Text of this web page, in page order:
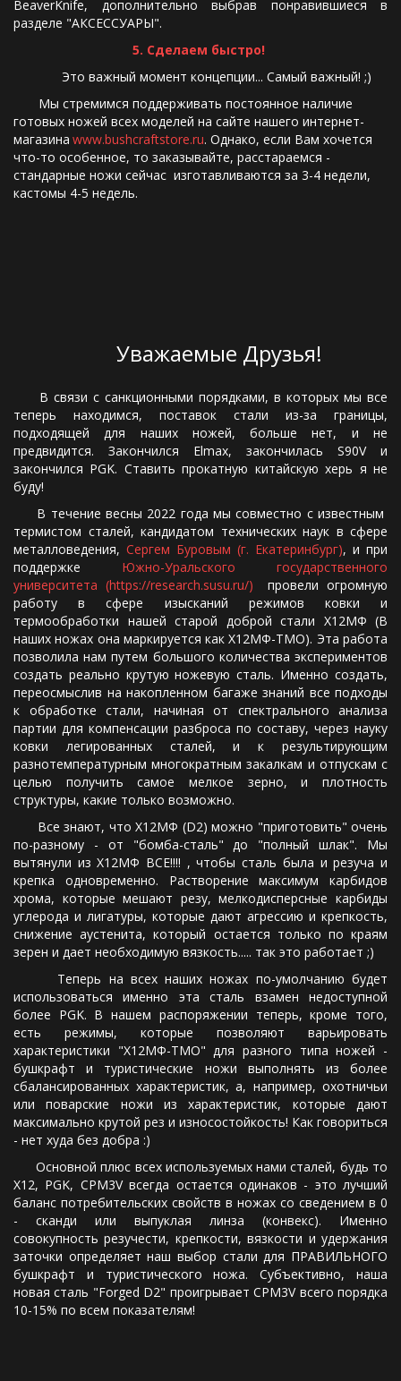
BeaverKnife, дополнительно выбрав понравившиеся в
разделе "АКСЕССУАРЫ".
5. Сделаем быстро!
          Это важный момент концепции... Самый важный! ;)
готовых ножей всех моделей на сайте нашего интернет-
магазина www.bushcraftstore.ru. Однако, если Вам хочется
что-то особенное, то заказывайте, расстараемся -
стандарные ножи сейчас  изготавливаются за 3-4 недели,
кастомы 4-5 недель.
       Уважаемые Друзья!
В связи с санкционными порядками, в которых мы все
теперь находимся, поставок стали из-за границы,
подходящей для наших ножей, больше нет, и не
предвидится. Закончился Elmax, закончилась S90V и
закончился PGK. Ставить прокатную китайскую херь я не
буду!
В течение весны 2022 года мы совместно с известным
термистом сталей, кандидатом технических наук в сфере
металловедения,Сергем Буровым (г. Екатеринбург), и при
поддержке Южно-Уральского государственного
университета (https://research.susu.ru/) провели огромную
работу в сфере изысканий режимов ковки и
термообработки нашей старой доброй стали Х12МФ (В
наших ножах она маркируется как Х12МФ-ТМО). Эта работа
позволила нам путем большого количества экспериментов
создать реально крутую ножевую сталь. Именно создать,
переосмыслив на накопленном багаже знаний все подходы
к обработке стали, начиная от спектрального анализа
партии для компенсации разброса по составу, через науку
ковки легированных сталей, и к результирующим
разнотемпературным многократным закалкам и отпускам с
целью получить самое мелкое зерно, и плотность
структуры, какие только возможно.
Все знают, что Х12МФ (D2) можно "приготовить" очень
по-разному - от "бомба-сталь" до "полный шлак". Мы
вытянули из Х12МФ ВСЕ!!!! , чтобы сталь была и резуча и
крепка одновременно. Растворение максимум карбидов
хрома, которые мешают резу, мелкодисперсные карбиды
углерода и лигатуры, которые дают агрессию и крепкость,
снижение аустенита, который остается только по краям
зерен и дает необходимую вязкость..... так это работает ;)
Теперь на всех наших ножах по-умолчанию будет
использоваться именно эта сталь взамен недоступной
более PGK. В нашем распоряжении теперь, кроме того,
есть режимы, которые позволяют варьировать
характеристики "Х12МФ-ТМО" для разного типа ножей -
бушкрафт и туристические ножи выполнять из более
сбалансированных характеристик, а, например, охотничьи
или поварские ножи из характеристик, которые дают
максимально крутой рез и износостойкость! Как говориться
- нет худа без добра :)
Основной плюс всех используемых нами сталей, будь то
Х12, PGK, CPM3V всегда остается одинаков - это лучший
баланс потребительских свойств в ножах со сведением в 0
- сканди или выпуклая линза (конвекс). Именно
совокупность резучести, крепкости, вязкости и удержания
заточки определяет наш выбор стали для ПРАВИЛЬНОГО
бушкрафт и туристического ножа. Субъективно, наша
новая сталь "Forged D2" проигрывает CPM3V всего порядка
10-15% по всем показателям!